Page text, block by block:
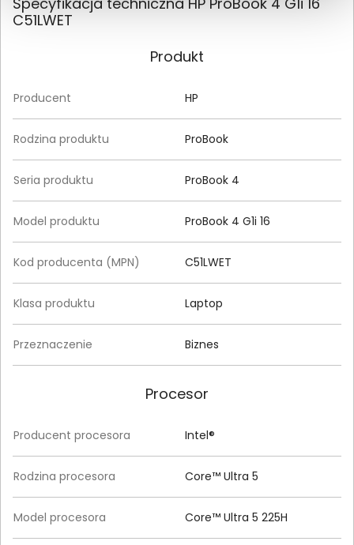
C51LWET
Produkt
Producent HP
Rodzina produktu ProBook
Seria produktu ProBook 4
Model produktu ProBook 4 G1i 16
Kod producenta (MPN) C51LWET
Klasa produktu Laptop
Przeznaczenie Biznes
Procesor
Producent procesora Intel®
Rodzina procesora Core™ Ultra 5
Model procesora Core™ Ultra 5 225H